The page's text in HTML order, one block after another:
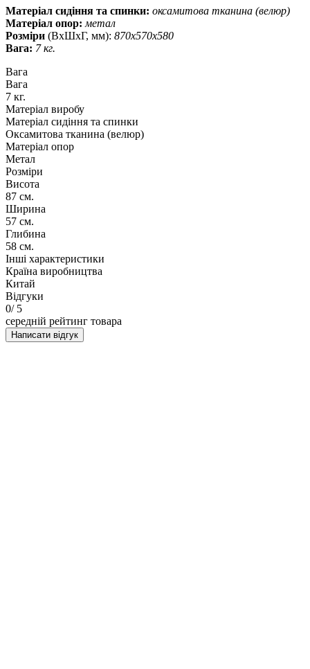
Матеріал сидіння та спинки: оксамитова тканина (велюр)
Матеріал опор: метал
Розміри (ВхШхГ, мм): 870х570х580
Вага: 7 кг.
Вага
Вага
7 кг.
Матеріал виробу
Матеріал сидіння та спинки
Оксамитова тканина (велюр)
Матеріал опор
Метал
Розміри
Висота
87 см.
Ширина
57 см.
Глибина
58 см.
Інші характеристики
Країна виробництва
Китай
Відгуки
0/ 5
середній рейтинг товара
Написати відгук